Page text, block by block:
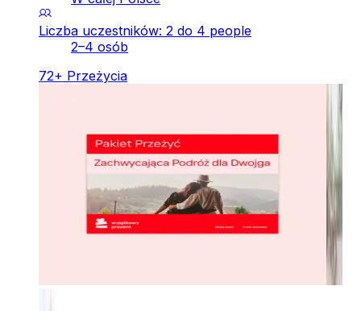
Liczba uczestników: 2 do 4 people
2–4 osób
72+ Przeżycia